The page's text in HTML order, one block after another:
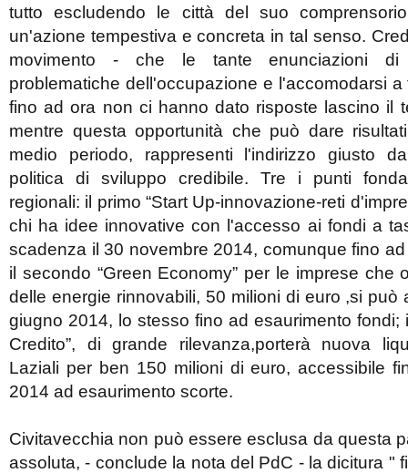
tutto escludendo le città del suo
un'azione tempestiva e concreta in tal senso.
movimento - che le tante enunciazioni di
problematiche dell'occupazione e l'accomodarsi
fino ad ora non ci hanno dato risposte lascino il
mentre questa opportunità che può dare
medio periodo, rappresenti l'indirizzo giusto
politica di sviluppo credibile. Tre i punti
regionali: il primo “Start Up-innovazione-reti
chi ha idee innovative con l'accesso ai fondi a
scadenza il 30 novembre 2014, comunque fino
il secondo “Green Economy” per le imprese che
delle energie rinnovabili, 50 milioni di euro ,si può
giugno 2014, lo stesso fino ad esaurimento fondi;
Credito”, di grande rilevanza,porterà nuova
Laziali per ben 150 milioni di euro, accessibile
2014 ad esaurimento scorte.
Civitavecchia non può essere esclusa da questa
assoluta, - conclude la nota del PdC - la dicitura "